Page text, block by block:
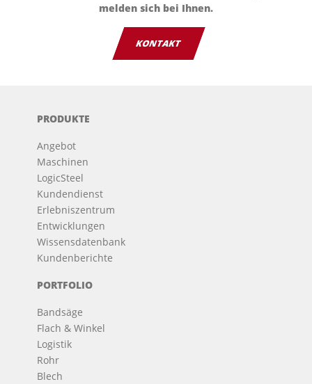
melden sich bei Ihnen.
KONTAKT
PRODUKTE
Angebot
Maschinen
LogicSteel
Kundendienst
Erlebniszentrum
Entwicklungen
Wissensdatenbank
Kundenberichte
PORTFOLIO
Bandsäge
Flach & Winkel
Logistik
Rohr
Blech